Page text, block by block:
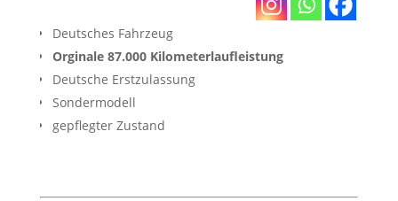
Deutsches Fahrzeug
Orginale 87.000 Kilometerlaufleistung
Deutsche Erstzulassung
Sondermodell
gepflegter Zustand